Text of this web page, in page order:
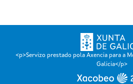
<p>Servizo prestado pola Axencia para a
Galicia</p>